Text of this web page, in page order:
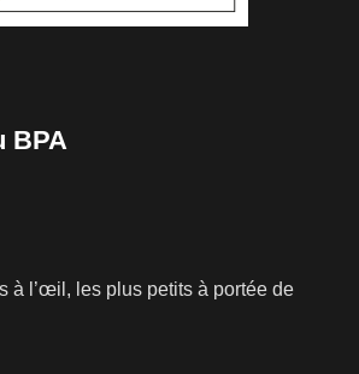
BPA
à l’œil, les plus petits à portée de